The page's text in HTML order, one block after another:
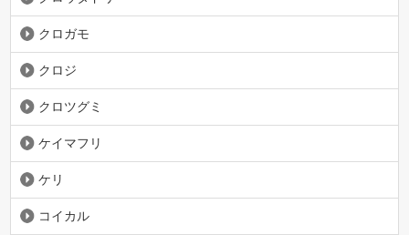
クロガモ
クロジ
クロツグミ
ケイマフリ
ケリ
コイカル